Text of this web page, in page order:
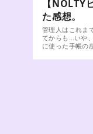
【NOLTY
た感想。
管理人はこれま
てからも…いや
に使った手帳の